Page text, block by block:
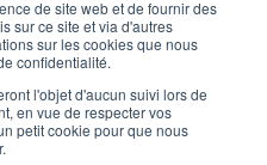
de site web et de fournir des
sur ce site et via d'autres
sur les cookies que nous
confidentialité.
l'objet d'aucun suivi lors de
en vue de respecter vos
petit cookie pour que nous
mentions légales